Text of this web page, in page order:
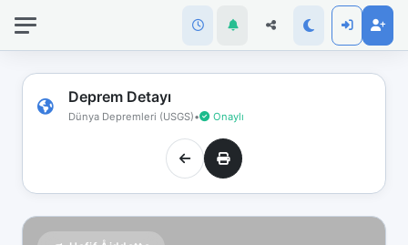
Deprem Detayı
Dünya Depremleri (USGS)• Onaylı
bağlantınız
koptu!
Çevrimdışı
moddasınız.